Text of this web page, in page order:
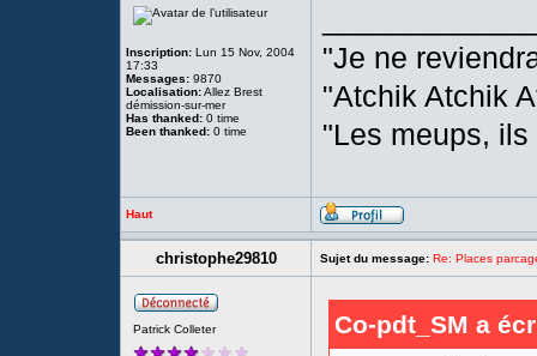
Inscription: Lun 15 Nov, 2004
17:33
Messages: 9870
Localisation:Allez Brest
démission-sur-mer
Has thanked: 0 time
Been thanked: 0 time
"Je ne
"Atchik Atchik
"Les meups,
Haut
christophe29810 Sujet du message: Re: Places
Patrick Colleter Co-pdt_SM a